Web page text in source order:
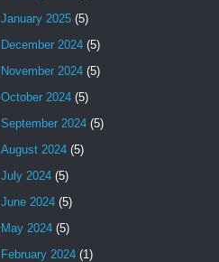
January 2025 (5)
December 2024 (5)
November 2024 (5)
October 2024 (5)
September 2024 (5)
August 2024 (5)
July 2024 (5)
June 2024 (5)
May 2024 (5)
February 2024 (1)